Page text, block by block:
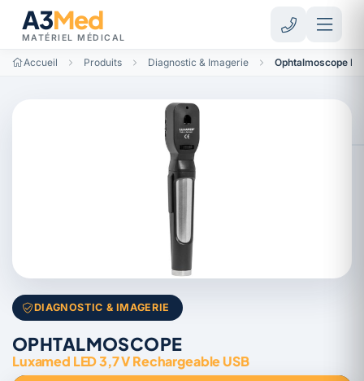
A3Med
MATÉRIEL MÉDICAL
Accueil Produits Diagnostic & Imagerie Ophtalmoscope
DIAGNOSTIC & IMAGERIE
OPHTALMOSCOPE
Luxamed LED 3,7 V Rechargeable USB